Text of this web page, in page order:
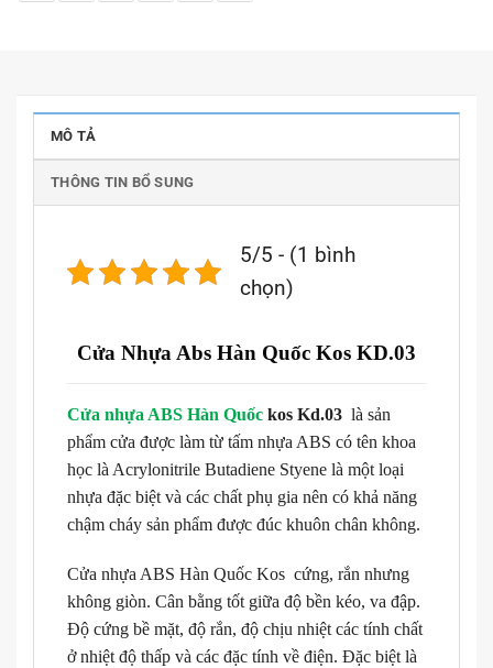
MÔ TẢ
THÔNG TIN BỔ SUNG
5/5 - (1 bình
chọn)
Cửa Nhựa Abs Hàn Quốc Kos KD.03
Cửa nhựa ABS Hàn Quốc kos Kd.03 là sản
phẩm cửa được làm từ tấm nhựa ABS có tên khoa
học là Acrylonitrile Butadiene Styene là một loại
nhựa đặc biệt và các chất phụ gia nên có khả năng
chậm cháy sản phẩm được đúc khuôn chân không.
Cửa nhựa ABS Hàn Quốc Kos cứng, rắn nhưng
không giòn. Cân bằng tốt giữa độ bền kéo, va đập.
Độ cứng bề mặt, độ rắn, độ chịu nhiệt các tính chất
ở nhiệt độ thấp và các đặc tính về điện. Đặc biệt là